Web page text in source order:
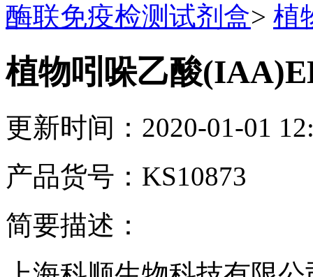
酶联免疫检测试剂盒> 植
植物吲哚乙酸
更新时间：2020-01-01
产品货号：KS10873
简要描述：